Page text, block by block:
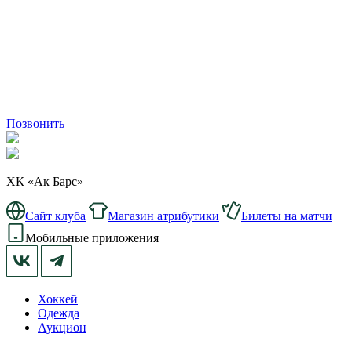
Позвонить
ХК «Ак Барс»
Сайт клуба Магазин атрибутики
Билеты на матчи
Мобильные приложения
Хоккей
Одежда
Аукцион